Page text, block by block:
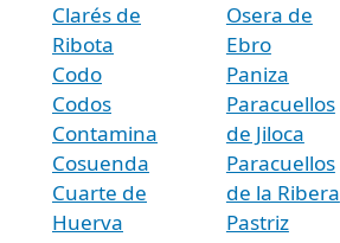
Clarés de
Ribota
Codo
Codos
Contamina
Cosuenda
Cuarte de
Huerva
Osera de
Ebro
Paniza
Paracuellos
de Jiloca
Paracuellos
de la Ribera
Pastriz